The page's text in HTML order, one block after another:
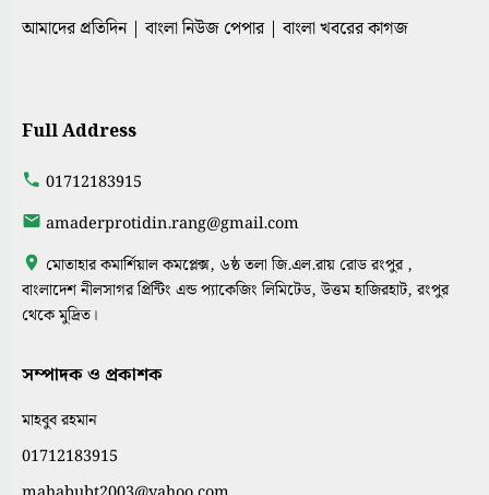
আমাদের প্রতিদিন | বাংলা নিউজ পেপার | বাংলা খবরের কাগজ
Full Address
01712183915
amaderprotidin.rang@gmail.com
মোতাহার কমার্শিয়াল কমপ্লেক্স, ৬ষ্ঠ তলা জি.এল.রায় রোড রংপুর ,
বাংলাদেশ নীলসাগর প্রিন্টিং এন্ড প্যাকেজিং লিমিটেড, উত্তম হাজিরহাট, রংপুর
থেকে মুদ্রিত।
সম্পাদক ও প্রকাশক
মাহবুব রহমান
01712183915